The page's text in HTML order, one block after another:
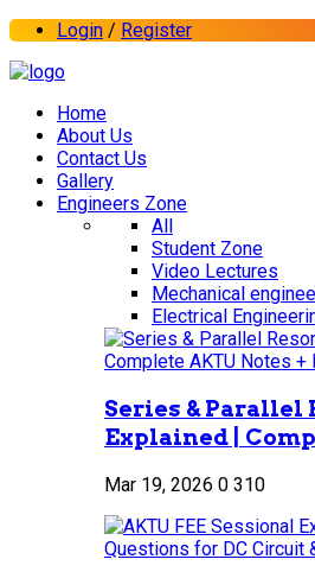
Login / Register
Home
About Us
Contact Us
Gallery
Engineers Zone
All
Student Zone
Video Lectures
Mechanical
Electrical
Series & Parallel
Explained |
Mar 19, 2026 0 310